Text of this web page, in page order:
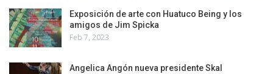
Exposición de arte con Huatuco Being y los
amigos de Jim Spicka
Feb 7, 2023
Angelica Angón nueva presidente Skal